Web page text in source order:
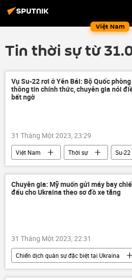
Việt Nam
Tin thời sự từ
Vụ Su-22 rơi ở Yên Bái: Bộ Quốc phòng
thông tin chính thức, chuyên gia nói
bất ngờ
31 Tháng Một 2023, 23:29
Việt Nam Thời sự
Su-22
Bộ Quốc phòng Việt Nam
Yên Bái
Chuyên gia: Mỹ muốn gửi máy bay
đấu cho Ukraina theo sơ đồ xe tăng
31 Tháng Một 2023, 22:31
Chiến dịch quân sự đặc biệt tại Ukraina
chuyên gia
Quan điểm-Ý kiến